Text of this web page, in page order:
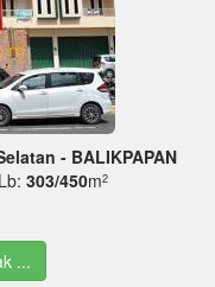
- BALIKPAPAN
303/450m2
...